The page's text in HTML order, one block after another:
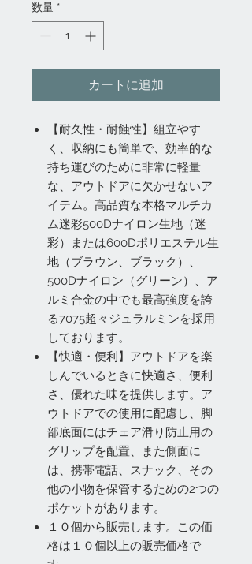
数量 *
カートに追加
【耐久性・耐蝕性】組立やす
く、収納にも簡単で、効率的な
持ち運びのために非常に軽量
な、アウトドアに欠かせないア
イテム。高品質な本格マルチカ
ム迷彩500Dナイロン生地（迷
彩）または600Dポリエステル生
地（ブラウン、ブラック）、
500Dナイロン（グリーン）、ア
ルミ合金の中でも最高強度を誇
る7075超々ジュラルミンを採用
しております。
【快適・便利】アウトドアを楽
しんでいるときに快適さ、便利
さ、優れた味を提供します。ア
ウトドアでの使用に配慮し、脚
部底面にはチェア滑り防止用の
グリップを配置、また側面に
は、携帯電話、スナック、その
他の小物を保管するための2つの
ポケットがあります。
１０個から販売します。この価
格は１０個以上の販売価格で